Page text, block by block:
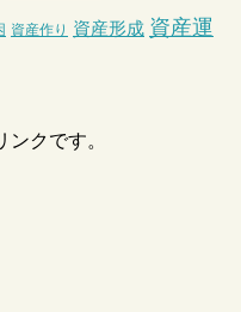
資産作り 資産形成 資産運
クです。